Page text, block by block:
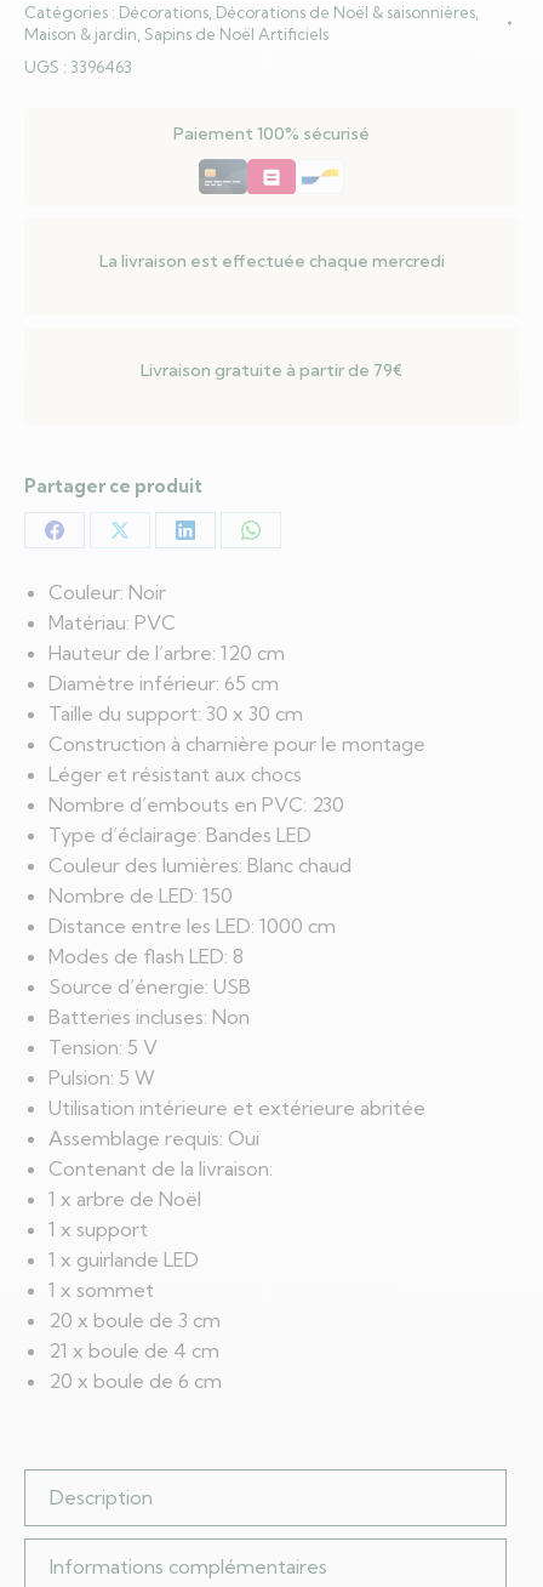
Couleur: Noir
Matériau: PVC
Hauteur de l’arbre: 120 cm
Diamètre inférieur: 65 cm
Taille du support: 30 x 30 cm
Construction à charnière pour le montage
Léger et résistant aux chocs
Nombre d’embouts en PVC: 230
Type d’éclairage: Bandes LED
Couleur des lumières: Blanc chaud
Nombre de LED: 150
Distance entre les LED: 1000 cm
Modes de flash LED: 8
Source d’énergie: USB
Batteries incluses: Non
Tension: 5 V
Pulsion: 5 W
Utilisation intérieure et extérieure abritée
Assemblage requis: Oui
Contenant de la livraison:
1 x arbre de Noël
1 x support
1 x guirlande LED
1 x sommet
20 x boule de 3 cm
21 x boule de 4 cm
20 x boule de 6 cm
de
Noël
avec
Catégories : Décorations Décorations de Noël & saisonnières
Maison & jardin Sapins de Noël Artificiels
UGS : 3396463
Paiement 100% sécurisé
La livraison est effectuée chaque mercredi
Livraison gratuite à partir de 79€
Partager ce produit
Partager
sur
Facebook
Partager
sur
X
PartagerPartager
Description
Informations complémentaires